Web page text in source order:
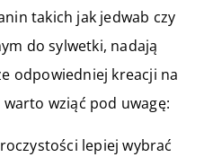
takich jak jedwab czy
do sylwetki, nadają
odpowiedniej kreacji na
wziąć pod uwagę:
lepiej wybrać